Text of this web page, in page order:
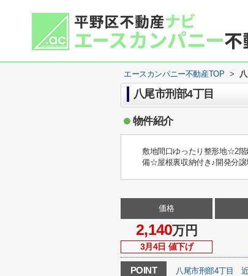
エースカンパニー不動産TOP >
八尾市刑部4丁目
物件紹介
敷地間口ゆったり整形地☆2
備☆屋根裏収納付き♪開発分譲
価格
2,140万円
3月4日 値下げ
POINT 八尾市刑部4丁目